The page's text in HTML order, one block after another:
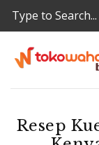
Resep